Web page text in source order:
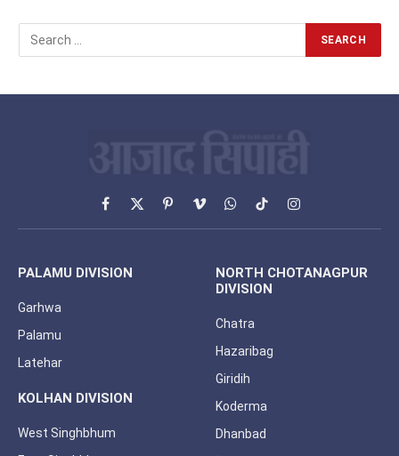
Facebook
X
(Twitter)
PinterestVimeoWhatsApp
TikTokInstagram
PALAMU DIVISION
Garhwa
Palamu
Latehar
KOLHAN DIVISION
West Singhbhum
NORTH CHOTANAGPUR
DIVISION
Chatra
Hazaribag
Giridih
Koderma
Dhanbad